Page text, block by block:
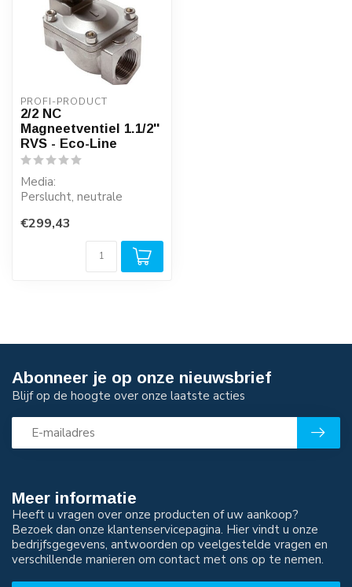
PROFI-PRODUCT
2/2 NC
Magneetventiel 1.1/2''
RVS - Eco-Line
Media:
Perslucht, neutrale
lichte media.
€299,43
Meer informatie
Heeft u vragen over onze producten of uw aankoop?
Bezoek dan onze klantenservicepagina. Hier vindt u onze
bedrijfsgegevens, antwoorden op veelgestelde vragen en
verschillende manieren om contact met ons op te nemen.
Abonneer je op onze nieuwsbrief
Blijf op de hoogte over onze laatste acties